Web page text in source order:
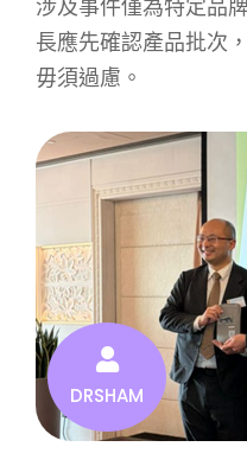
涉及事件僅為特定品
長應先確認產品批次
毋須過慮。
DRSHAM